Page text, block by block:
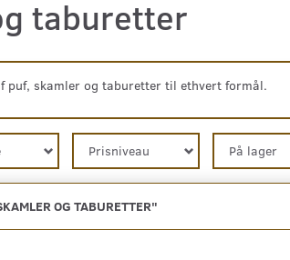
taburetter
puf, skamler og taburetter til ethvert formål.
Prisniveau På lager
OG TABURETTER"